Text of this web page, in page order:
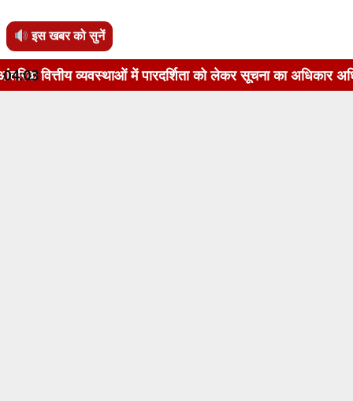
इस खबर को सुनें
में पारदर्शिता को लेकर सूचना का अधिकार अधिनियम, 2005 के
04:03